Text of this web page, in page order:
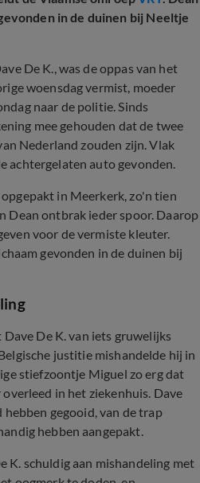
in de duinen bij Neeltje
De K., was de oppas van het
woensdag vermist, moeder
naar de politie. Sinds
mee gehouden dat de twee
Nederland zouden zijn. Vlak
achtergelaten auto gevonden.
in Meerkerk, zo'n tien
Dean ontbrak ieder spoor. Daarop
voor de vermiste kleuter.
gevonden in de duinen bij
De K. van iets gruwelijks
justitie mishandelde hij in
stiefzoontje Miguel zo erg dat
in het ziekenhuis. Dave
gegooid, van de trap
hebben aangepakt.
K. schuldig aan mishandeling met